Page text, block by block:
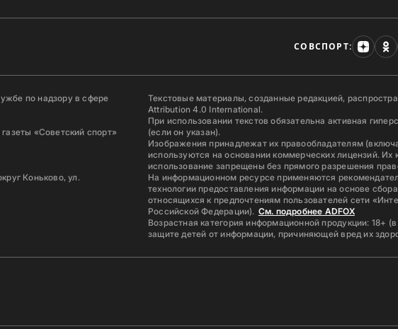
СОВСПОРТ:
по надзору в сфере
«Советский спорт»
Коньково, ул.
Текстовые материалы, созданные редакцией,
Attribution 4.0 International.
При использовании текстов обязательна активная
(если он указан).
Изображения принадлежат их правообладателям
используются на основании коммерческих лицензий. Их
использование запрещены без прямого разрешения
На информационном ресурсе применяются
технологии предоставления информации на основе
относящихся к предпочтениям пользователей сети
Российской Федерации). См. подробнее ADFOX
Возрастная категория информационной продукции: 18+
защите детей от информации, причиняющей вред их